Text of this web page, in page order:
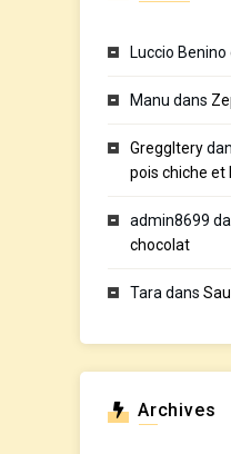
Luccio Benino
Manu dans
GreggItery
pois chiche et
admin8699
chocolat
Taradans
Archives